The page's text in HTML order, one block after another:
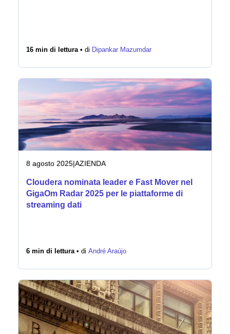
16 min di lettura • di Dipankar Mazumdar
8 agosto 2025|AZIENDA
Cloudera nominata leader e Fast Mover nel
GigaOm Radar 2025 per le piattaforme di
streaming dati
6 min di lettura • di André Araújo